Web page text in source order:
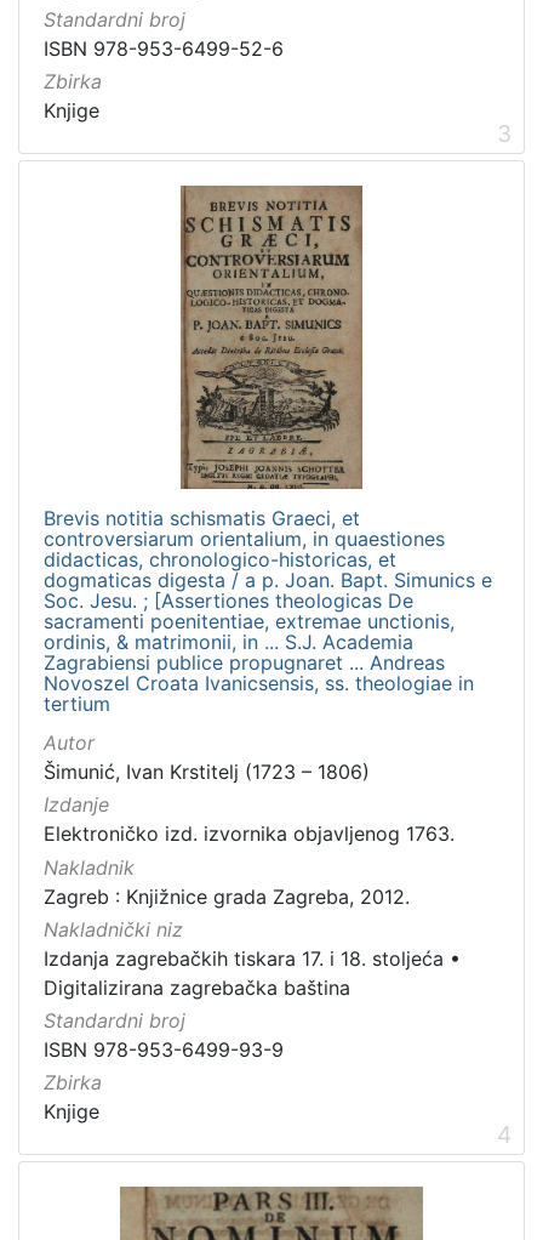
Standardni broj
ISBN 978-953-6499-52-6
Zbirka
Knjige
3
Brevis notitia schismatis Graeci, et
controversiarum orientalium, in quaestiones
didacticas, chronologico-historicas, et
dogmaticas digesta / a p. Joan. Bapt. Simunics e
Soc. Jesu. ; [Assertiones theologicas De
sacramenti poenitentiae, extremae unctionis,
ordinis, & matrimonii, in ... S.J. Academia
Zagrabiensi publice propugnaret ... Andreas
Novoszel Croata Ivanicsensis, ss. theologiae in
tertium
Autor
Šimunić, Ivan Krstitelj (1723 – 1806)
Izdanje
Elektroničko izd. izvornika objavljenog 1763.
Nakladnik
Zagreb : Knjižnice grada Zagreba, 2012.
Nakladnički niz
Izdanja zagrebačkih tiskara 17. i 18. stoljeća •
Digitalizirana zagrebačka baština
Standardni broj
ISBN 978-953-6499-93-9
Zbirka
Knjige
4